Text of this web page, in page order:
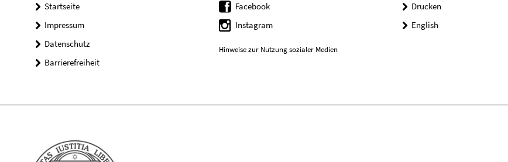
Startseite
Impressum
Datenschutz
Barrierefreiheit
Facebook
Instagram
Hinweise zur Nutzung sozialer Medien
Drucken
English